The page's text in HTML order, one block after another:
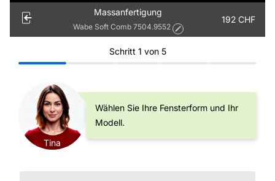
Massanfertigung
Wabe Soft Comb 7504.9552
192 CHF
Schritt 1 von 5
Tina
Wählen Sie Ihre Fensterform und Ihr
Modell.